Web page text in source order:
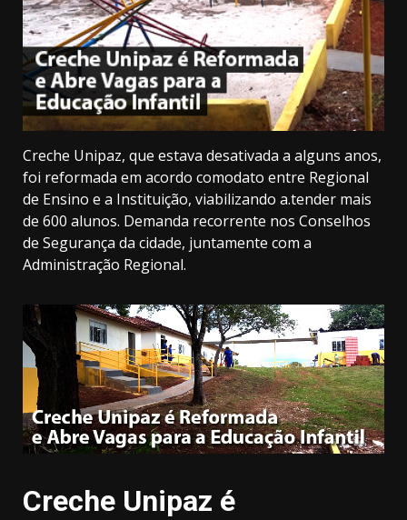
Creche Unipaz, que estava desativada a alguns anos,
foi reformada em acordo comodato entre Regional
de Ensino e a Instituição, viabilizando a.tender mais
de 600 alunos. Demanda recorrente nos Conselhos
de Segurança da cidade, juntamente com a
Administração Regional.
Creche Unipaz é